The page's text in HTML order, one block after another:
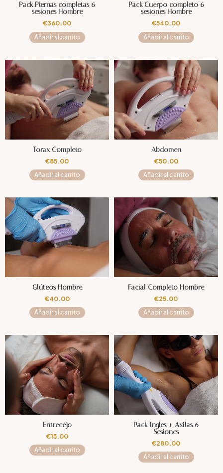
Pack Piernas completas 6
sesiones Hombre
€360.00
Añadir al carrito
Pack Cuerpo completo 6
sesiones Hombre
€540.00
Añadir al carrito
Torax Completo
€85.00
Añadir al carrito
Abdomen
€50.00
Añadir al carrito
Glúteos Hombre
€40.00
Añadir al carrito
Facial Completo Hombre
€25.00
Añadir al carrito
Entrecejo
€15.00
Añadir al carrito
Pack Ingles + Axilas 6
Sesiones
€280.00
Añadir al carrito